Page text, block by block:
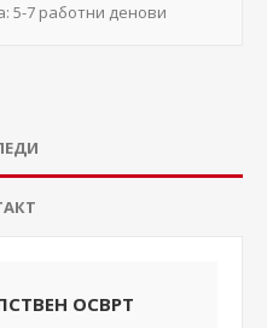
5-7 работни денови
ОСВРТ